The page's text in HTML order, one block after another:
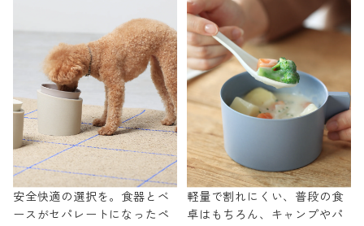
安全快適の選択を。食器とベ
ースがセパレートになったペ
軽量で割れにくい、普段の食
卓はもちろん、キャンプやパ